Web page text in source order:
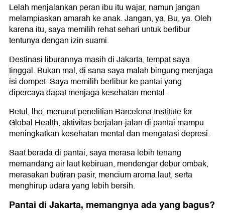
Lelah menjalankan peran ibu itu wajar, namun jangan
melampiaskan amarah ke anak. Jangan, ya, Bu, ya. Oleh
karena itu, saya memilih rehat sehari untuk berlibur
tentunya dengan izin suami.
Destinasi liburannya masih di Jakarta, tempat saya
tinggal. Bukan mal, di sana saya malah bingung menjaga
isi dompet. Saya memilih berlibur ke pantai yang
dipercaya dapat menjaga kesehatan mental.
Betul, lho, menurut penelitian Barcelona Institute for
Global Health, aktivitas berjalan-jalan di pantai mampu
meningkatkan kesehatan mental dan mengatasi depresi.
Saat berada di pantai, saya merasa lebih tenang
memandang air laut kebiruan, mendengar debur ombak,
merasakan butiran pasir, mencium aroma laut, serta
menghirup udara yang lebih bersih.
Pantai di Jakarta, memangnya ada yang bagus?